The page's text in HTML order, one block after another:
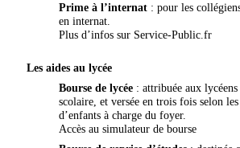
Prime à l’internat : pour les
en internat.
Plus d’infos sur Service-Public.fr
Les aides au lycée
Bourse de lycée : attribuée aux
scolaire, et versée en trois fois selon
d’enfants à charge du foyer.
Accès au simulateur de bourse